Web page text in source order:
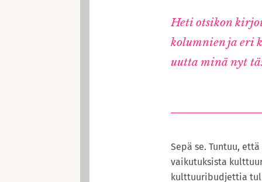
Heti otsikon
kolumnien ja eri
uutta minä nyt
Sepä se. Tuntuu,
vaikutuksista
kulttuuribudjettia